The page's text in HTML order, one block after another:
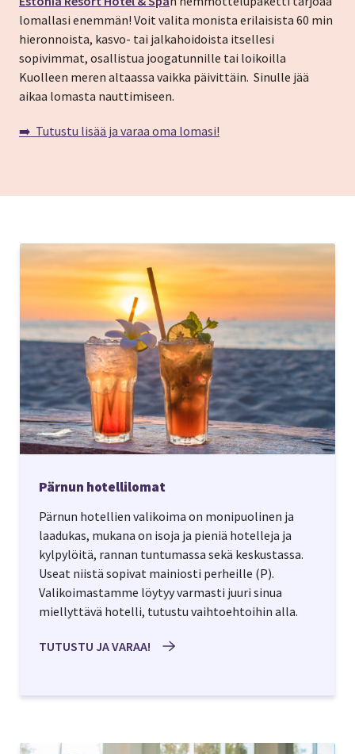
lomallasi enemmän! Voit valita monista erilaisista 60 min
hieronnoista, kasvo- tai jalkahoidoista itsellesi
sopivimmat, osallistua joogatunnille tai loikoilla
Kuolleen meren altaassa vaikka päivittäin. Sinulle jää
aikaa lomasta nauttimiseen.
➡️ Tutustu lisää ja varaa oma lomasi!
Pärnun hotellilomat
Pärnun hotellien valikoima on monipuolinen ja
laadukas, mukana on isoja ja pieniä hotelleja ja
kylpylöitä, rannan tuntumassa sekä keskustassa.
Useat niistä sopivat mainiosti perheille (P).
Valikoimastamme löytyy varmasti juuri sinua
miellyttävä hotelli, tutustu vaihtoehtoihin alla.
TUTUSTU JA VARAA!